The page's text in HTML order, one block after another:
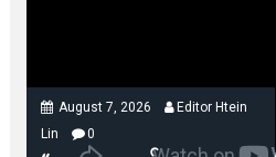
August 7, 2026
Editor Htein
Lin
0